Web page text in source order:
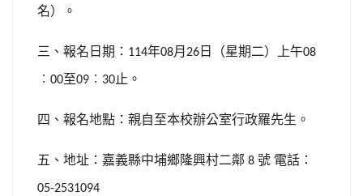
名）。
三、報名日期： 114年08月 26 日（星期二）上午08
︰ 00至09 ︰ 30止。
四、報名地點：親自至本校辦公室行政羅先生。
五、地址：嘉義縣中埔鄉隆興村二鄰 8 號 電話：
05-2531094